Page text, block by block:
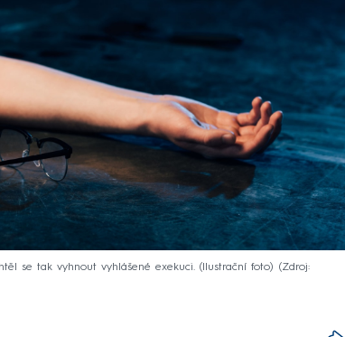
se tak vyhnout vyhlášené exekuci. (Ilustrační foto)
Zdroj: